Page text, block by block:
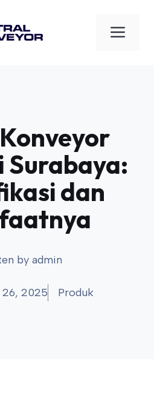
Surabaya:
dan
by admin
2025 Produk